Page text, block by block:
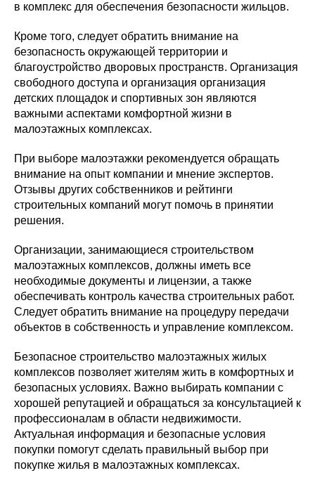
в комплекс для обеспечения безопасности жильцов.
Кроме того, следует обратить внимание на
безопасность окружающей территории и
благоустройство дворовых пространств. Организация
свободного доступа и организация организация
детских площадок и спортивных зон являются
важными аспектами комфортной жизни в
малоэтажных комплексах.
При выборе малоэтажки рекомендуется обращать
внимание на опыт компании и мнение экспертов.
Отзывы других собственников и рейтинги
строительных компаний могут помочь в принятии
решения.
Организации, занимающиеся строительством
малоэтажных комплексов, должны иметь все
необходимые документы и лицензии, а также
обеспечивать контроль качества строительных работ.
Следует обратить внимание на процедуру передачи
объектов в собственность и управление комплексом.
Безопасное строительство малоэтажных жилых
комплексов позволяет жителям жить в комфортных и
безопасных условиях. Важно выбирать компании с
хорошей репутацией и обращаться за консультацией к
профессионалам в области недвижимости.
Актуальная информация и безопасные условия
покупки помогут сделать правильный выбор при
покупке жилья в малоэтажных комплексах.